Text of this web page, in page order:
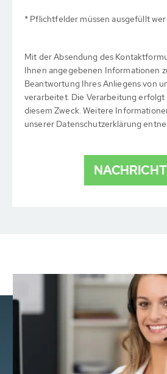
* Pflichtfelder müssen ausgefüllt
Mit der Absendung des
Ihnen angegebenen Informationen
Beantwortung Ihres Anliegens von
verarbeitet. Die Verarbeitung erfolgt
diesem Zweck. Weitere
unserer Datenschutzerklärung